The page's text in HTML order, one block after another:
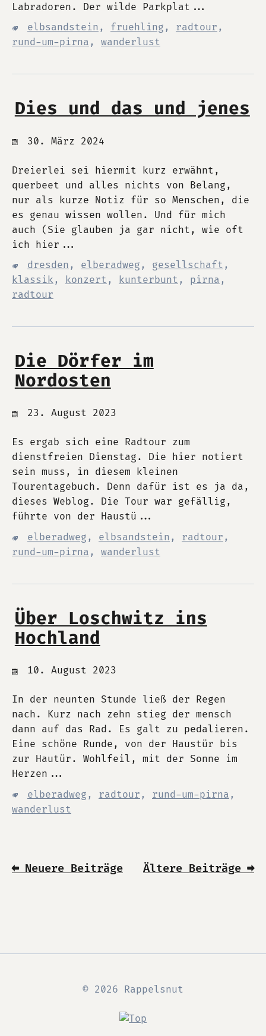
Labradoren. Der wilde Parkplat...
elbsandstein , fruehling , radtour ,
rund-um-pirna , wanderlust
Dies und das und jenes
30. März 2024
Dreierlei sei hiermit kurz erwähnt,
querbeet und alles nichts von Belang,
nur als kurze Notiz für so Menschen, die
es genau wissen wollen. Und für mich
auch (Sie glauben ja gar nicht, wie oft
ich hier...
dresden , elberadweg , gesellschaft ,
klassik , konzert , kunterbunt , pirna ,
radtour
Die Dörfer im
Nordosten
23. August 2023
Es ergab sich eine Radtour zum
dienstfreien Dienstag. Die hier notiert
sein muss, in diesem kleinen
Tourentagebuch. Denn dafür ist es ja da,
dieses Weblog. Die Tour war gefällig,
führte von der Haustü...
elberadweg , elbsandstein , radtour ,
rund-um-pirna , wanderlust
Über Loschwitz ins
Hochland
10. August 2023
In der neunten Stunde ließ der Regen
nach. Kurz nach zehn stieg der mensch
dann auf das Rad. Es galt zu pedalieren.
Eine schöne Runde, von der Haustür bis
zur Hautür. Wohlfeil, mit der Sonne im
Herzen...
elberadweg , radtour , rund-um-pirna ,
wanderlust
⬅ Neuere Beiträge Ältere Beiträge ➡
© 2026 Rappelsnut